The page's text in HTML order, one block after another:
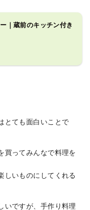
｜蔵前のキッチン付き
とても面白いことで
買ってみんなで料理を
しいものにしてくれる
いですが、手作り料理